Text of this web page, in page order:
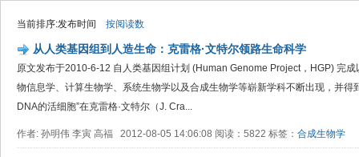
当前排序:发布时间 按阅读数
从人类基因组到人造生命：克雷格·文特尔领路生命科学
原文发布于2010-6-12 自人类基因组计划 (Human Genome Project，HGP) 完成
物信息学、计算生物学、系统生物学以及合成生物学等崭新学科不断出现，并得
DNA的活细胞”在克雷格·文特尔（J. Cra...
作者: 孙明伟 李寅 高福 2012-08-05 14:06:08 阅读：5822 标签： 合成生物学